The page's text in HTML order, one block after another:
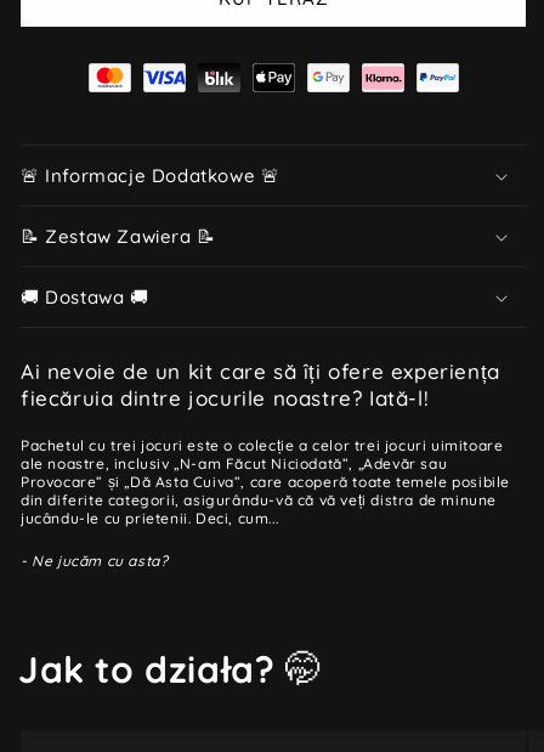
🚨 Informacje Dodatkowe 🚨
📝 Zestaw Zawiera 📝
🚚 Dostawa 🚚
Ai nevoie de un kit care să îți ofere experiența
fiecăruia dintre jocurile noastre? Iată-l!
Pachetul cu trei jocuri este o colecție a celor trei jocuri uimitoare
ale noastre, inclusiv „N-am Făcut Niciodată”, „Adevăr sau
Provocare” și „Dă Asta Cuiva”, care acoperă toate temele posibile
din diferite categorii, asigurându-vă că vă veți distra de minune
jucându-le cu prietenii. Deci, cum...
- Ne jucăm cu asta?
Jak to działa? 🤭